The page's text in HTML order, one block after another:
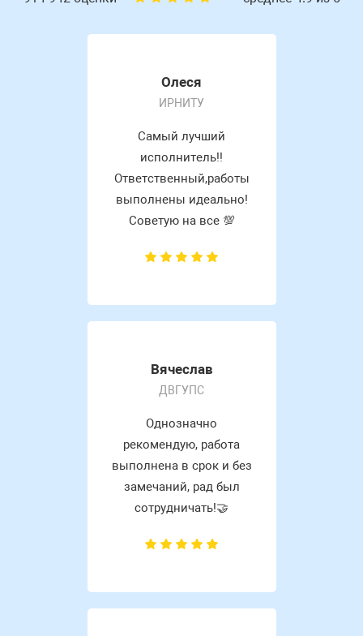
Олеся
ИРНИТУ
Самый лучший
исполнитель!!
Ответственный,работы
выполнены идеально!
Советую на все 💯
Вячеслав
ДВГУПС
Однозначно
рекомендую, работа
выполнена в срок и без
замечаний, рад был
сотрудничать!🤝